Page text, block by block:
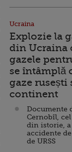
Ucraina
Explozie la
din Ucraina
gazele
se întâmplă
gaze rusești
continent
Documente
Cernobîl,
din istorie, a
accidente
de URSS